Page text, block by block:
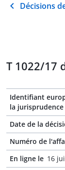
Décisions
T 1022/17
Identifiant
la jurisprudence
Date de la
Numéro de
En ligne le 16